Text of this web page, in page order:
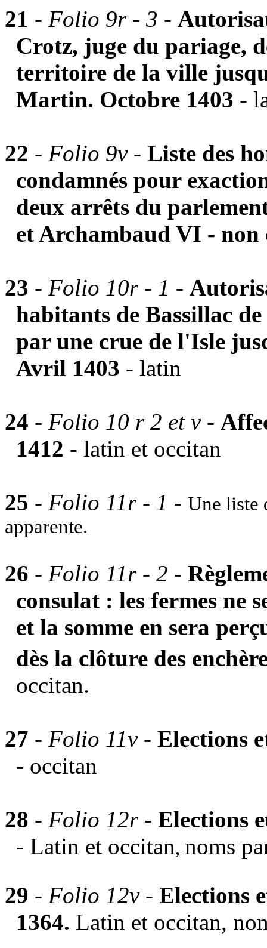
21 - Folio 9r - 3 -
Crotz, juge du pariage,
territoire de la ville
Martin. Octobre 1403 -
22 - Folio 9v - Liste des
condamnés pour
deux arrêts du
et Archambaud VI - non
23 - Folio 10r - 1 -
habitants de Bassillac
par une crue de l'Isle
Avril 1403 - latin
24 - Folio 10 r 2 et v -
1412 - latin et occitan
25 - Folio 11r - 1 - Une liste
apparente.
26 - Folio 11r - 2 -
consulat : les fermes ne
et la somme en sera
dès la clôture des
occitan.
27 - Folio 11v - Elections
- occitan
28 - Folio 12r - Elections
- Latin et occitan, noms
29 - Folio 12v - Elections
1364. Latin et occitan,